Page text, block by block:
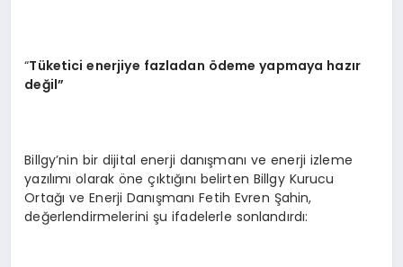
“Tüketici enerjiye fazladan ödeme yapmaya hazır
değil”
Billgy’nin bir dijital enerji danışmanı ve enerji izleme
yazılımı olarak öne çıktığını belirten Billgy Kurucu
Ortağı ve Enerji Danışmanı Fetih Evren Şahin,
değerlendirmelerini şu ifadelerle sonlandırdı: